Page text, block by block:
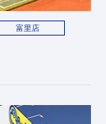
富里店